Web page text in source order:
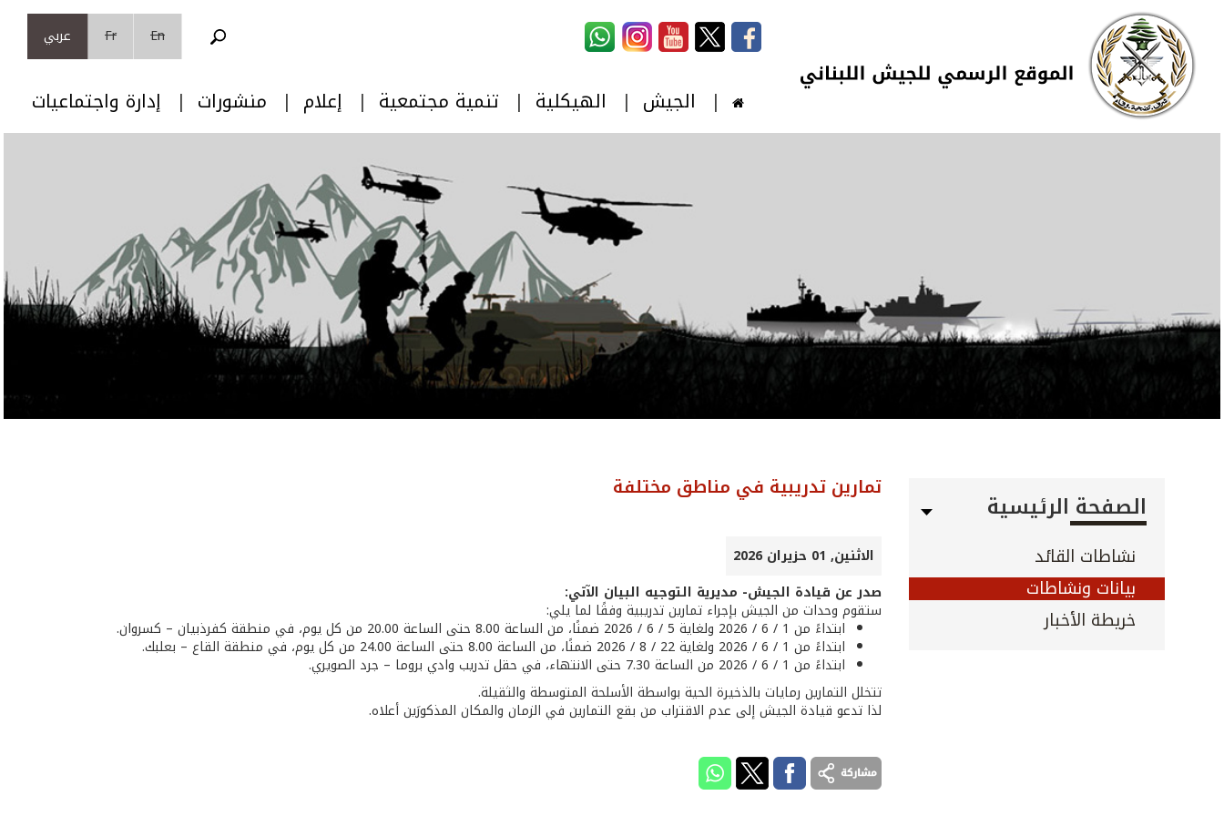
تجاوز إلى المحتوى الرئيسي
Skip to navigation
En
Fr عربي
الجيش الهيكلية تنمية مجتمعية إعلام منشورات إدارة واجتماعيات
الصفحة الرئيسية
نشاطات القائد
بيانات ونشاطات
خريطة الأخبار
تمارين تدريبية في مناطق مختلفة
الاثنين, 01 حزيران 2026
صدر عن قيادة الجيش- مديرية التوجيه البيان الآتي:
ستقوم وحدات من الجيش بإجراء تمارين تدريبية وفقًا لما يلي:
ابتداءً من 1 / 6 / 2026 ولغاية 5 / 6 / 2026 ضمنًا، من الساعة 8.00 حتى الساعة 20.00 من كل يوم، في منطقة كفرذبيان – كسروان.
ابتداءً من 1 / 6 / 2026 ولغاية 22 / 8 / 2026 ضمنًا، من الساعة 8.00 حتى الساعة 24.00 من كل يوم، في منطقة القاع – بعلبك.
ابتداءً من 1 / 6 / 2026 من الساعة 7.30 حتى الانتهاء، في حقل تدريب وادي بروما – جرد الصويري.
تتخلل التمارين رمايات بالذخيرة الحية بواسطة الأسلحة المتوسطة والثقيلة.
لذا تدعو قيادة الجيش إلى عدم الاقتراب من بقع التمارين في الزمان والمكان المذكورَين أعلاه.